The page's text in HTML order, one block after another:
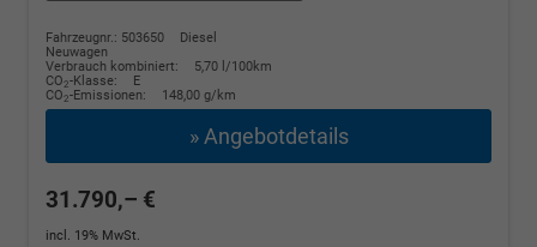
Fahrzeugnr.: 503650
Diesel
Neuwagen
Verbrauch kombiniert:
5,70 l/100km
CO2-Klasse:
E
CO2-Emissionen: 148,00 g/km
» Angebotdetails
31.790,– €
incl. 19% MwSt.